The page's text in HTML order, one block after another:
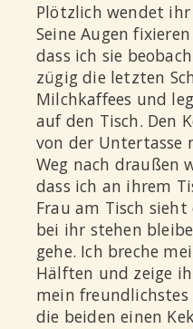
Plötzlich wendet
Seine Augen
dass ich sie
zügig die letzten
Milchkaffees und
auf den Tisch. Den
von der Untertasse
Weg nach draußen
dass ich an ihrem
Frau am Tisch
bei ihr stehen
gehe. Ich breche
Hälften und zeige
mein freundlichstes
die beiden einen